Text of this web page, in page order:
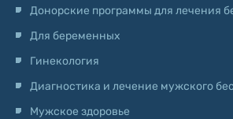
Донорские программы для лечения
Для беременных
Гинекология
Диагностика и лечение мужского
Мужское здоровье